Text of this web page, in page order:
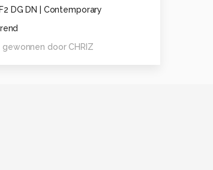
DG DN | Contemporary
gewonnen door CHRIZ